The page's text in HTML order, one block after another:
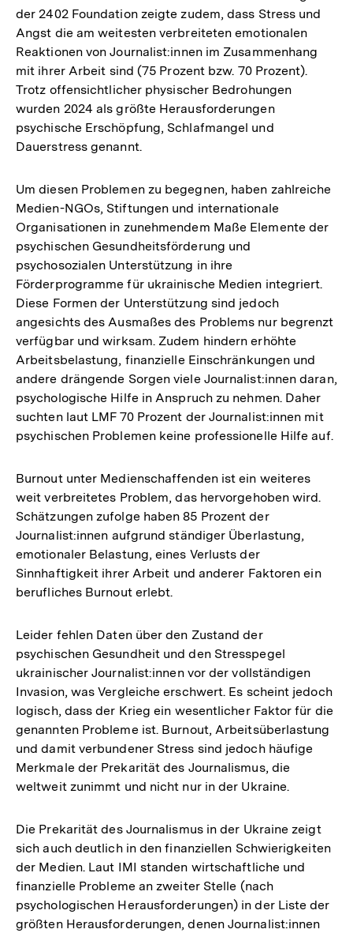
der 2402 Foundation zeigte zudem, dass Stress und
Angst die am weitesten verbreiteten emotionalen
Reaktionen von Journalist:innen im Zusammenhang
mit ihrer Arbeit sind (75 Prozent bzw. 70 Prozent).
Trotz offensichtlicher physischer Bedrohungen
wurden 2024 als größte Herausforderungen
psychische Erschöpfung, Schlafmangel und
Dauerstress genannt.
Um diesen Problemen zu begegnen, haben zahlreiche
Medien-NGOs, Stiftungen und internationale
Organisationen in zunehmendem Maße Elemente der
psychischen Gesundheitsförderung und
psychosozialen Unterstützung in ihre
Förderprogramme für ukrainische Medien integriert.
Diese Formen der Unterstützung sind jedoch
angesichts des Ausmaßes des Problems nur begrenzt
verfügbar und wirksam. Zudem hindern erhöhte
Arbeitsbelastung, finanzielle Einschränkungen und
andere drängende Sorgen viele Journalist:innen daran,
psychologische Hilfe in Anspruch zu nehmen. Daher
suchten laut LMF 70 Prozent der Journalist:innen mit
psychischen Problemen keine professionelle Hilfe auf.
Burnout unter Medienschaffenden ist ein weiteres
weit verbreitetes Problem, das hervorgehoben wird.
Schätzungen zufolge haben 85 Prozent der
Journalist:innen aufgrund ständiger Überlastung,
emotionaler Belastung, eines Verlusts der
Sinnhaftigkeit ihrer Arbeit und anderer Faktoren ein
berufliches Burnout erlebt.
Leider fehlen Daten über den Zustand der
psychischen Gesundheit und den Stresspegel
ukrainischer Journalist:innen vor der vollständigen
Invasion, was Vergleiche erschwert. Es scheint jedoch
logisch, dass der Krieg ein wesentlicher Faktor für die
genannten Probleme ist. Burnout, Arbeitsüberlastung
und damit verbundener Stress sind jedoch häufige
Merkmale der Prekarität des Journalismus, die
weltweit zunimmt und nicht nur in der Ukraine.
Die Prekarität des Journalismus in der Ukraine zeigt
sich auch deutlich in den finanziellen Schwierigkeiten
der Medien. Laut IMI standen wirtschaftliche und
finanzielle Probleme an zweiter Stelle (nach
psychologischen Herausforderungen) in der Liste der
größten Herausforderungen, denen Journalist:innen